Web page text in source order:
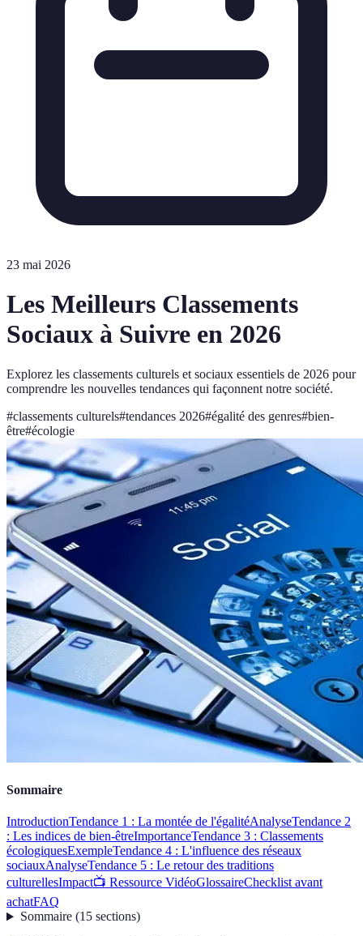
23 mai 2026
Les Meilleurs Classements
Sociaux à Suivre en 2026
Explorez les classements culturels et sociaux essentiels de 2026 pour
comprendre les nouvelles tendances qui façonnent notre société.
#classements culturels#tendances 2026#égalité des genres#bien-
être#écologie
Sommaire
IntroductionTendance 1 : La montée de l'égalitéAnalyseTendance 2
: Les indices de bien-êtreImportanceTendance 3 : Classements
écologiquesExempleTendance 4 : L'influence des réseaux
sociauxAnalyseTendance 5 : Le retour des traditions
culturellesImpact📺 Ressource VidéoGlossaireChecklist avant
achatFAQ
Sommaire(15 sections)